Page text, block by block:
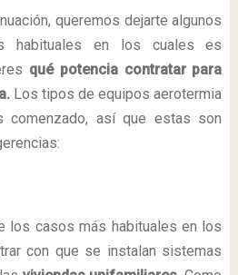
queremos dejarte algunos
habituales en los cuales es
qué potencia contratar para
Los tipos de equipos aerotermia
comenzado, así que estas son
los casos más habituales en los
con que se instalan sistemas